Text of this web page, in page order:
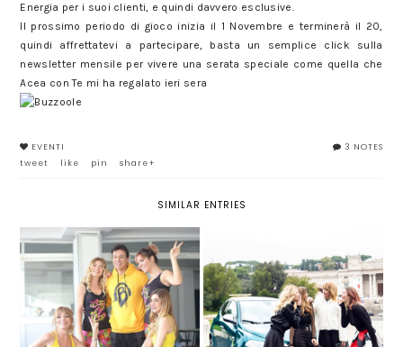
Energia per i suoi clienti, e quindi davvero esclusive.
Il prossimo periodo di gioco inizia il 1 Novembre e terminerà il 20,
quindi affrettatevi a partecipare, basta un semplice click sulla
newsletter mensile per vivere una serata speciale come quella che
Acea con Te mi ha regalato ieri sera
3 NOTES
EVENTI
tweet
like pin share+
SIMILAR ENTRIES
ZUMBA MASTER CLASS CON
BETO PEREZ
ALLA SCOPERTA DI YPSILON,
LA FASHION CITY CAR
SPONSOR DI ARTISSIMA